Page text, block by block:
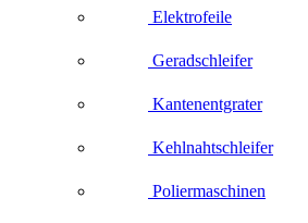
Elektrofeile
Geradschleifer
Kantenentgrater
Kehlnahtschleifer
Poliermaschinen